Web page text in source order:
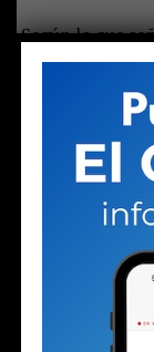
Según lo que
muestras
personas que
por lo que
crisis médica.
cuatro
presión sobre
límite (por
El